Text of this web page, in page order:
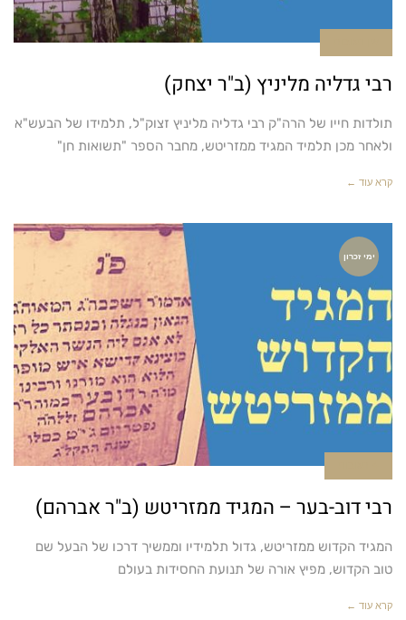
רבי גדליה מליניץ (ב"ר יצחק)
תולדות חייו של הרה"ק רבי גדליה מליניץ זצוק"ל, תלמידו של הבעש"א
ולאחר מכן תלמיד המגיד ממזריטש, מחבר הספר "תשואות חן"
קרא עוד ←
ימי זכרון
רבי דוב-בער – המגיד ממזריטש (ב"ר אברהם)
המגיד הקדוש ממזריטש, גדול תלמידיו וממשיך דרכו של הבעל שם
טוב הקדוש, מפיץ אורה של תנועת החסידות בעולם
קרא עוד ←